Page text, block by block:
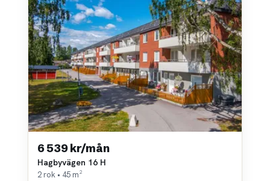
6 539 kr/mån
Hagbyvägen 16 H
2 rok • 45 m²